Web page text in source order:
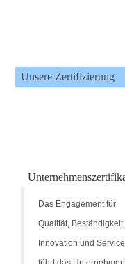
Unsere Zertifizierung
Das Engagement für
Qualität, Beständigkeit,
Innovation und Service